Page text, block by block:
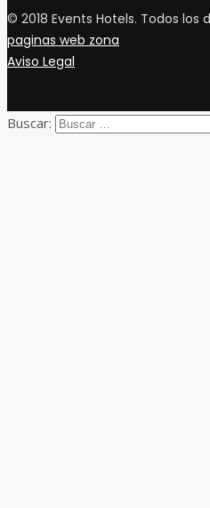
© 2018 Events Hotels. Todos los
paginas web zona
Aviso Legal
Buscar: